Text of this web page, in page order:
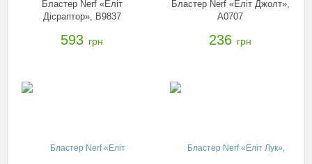
Бластер Nerf «Еліт
Дісраптор», B9837
593 грн
Бластер Nerf «Еліт Джолт»,
A0707
236 грн